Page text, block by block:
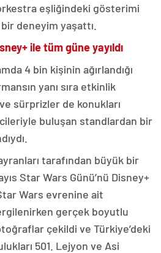
eşliğindeki gösterimi
deneyim yaşattı.
ile tüm güne yayıldı
4 bin kişinin ağırlandığı
yanı sıra etkinlik
sürprizler de konukları
buluşan standlardan bir
tarafından büyük bir
Star Wars Günü’nü Disney+
Wars evrenine ait
gerçek boyutlu
çekildi ve Türkiye’deki
501. Lejyon ve Asi